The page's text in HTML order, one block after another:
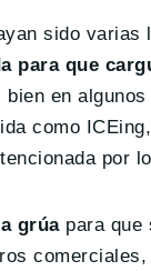
sido
para que
en
como
por
grúapara que